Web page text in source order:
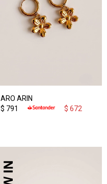
ARO ARIN
$ 791 $ 672